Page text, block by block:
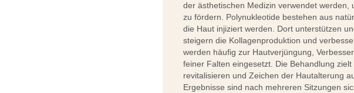
der ästhetischen Medizin verwendet
zu fördern. Polynukleotide bestehen aus
die Haut injiziert werden. Dort unterstützen
steigern die Kollagenproduktion und
werden häufig zur Hautverjüngung,
feiner Falten eingesetzt. Die Behandlung
revitalisieren und Zeichen der Hautalterung
Ergebnisse sind nach mehreren Sitzungen